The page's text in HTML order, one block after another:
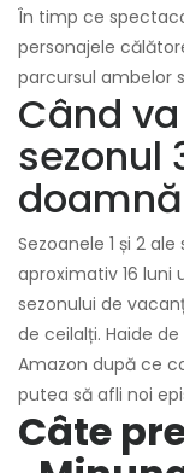
În timp ce
personajele
parcursul ambelor
Când
sezonul
Sezoanele 1 și 2
aproximativ 16 luni
sezonului de
de ceilalți. Haide
Amazon după ce
putea să afli noi
Câte